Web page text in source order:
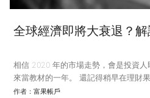
全球經濟即將大衰退？
相信 2020 年的市場走勢，會是投資
來當教材的一年。 還記得稍早在理財
美國降息、量化寛鬆（QE）和股市的
作者： 富果帳戶